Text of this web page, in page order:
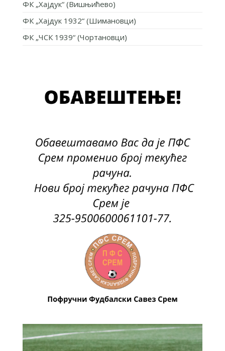
ФК „Хајдук“ (Вишњићево)
ФК „Хајдук 1932“ (Шимановци)
ФК „ЧСК 1939“ (Чортановци)